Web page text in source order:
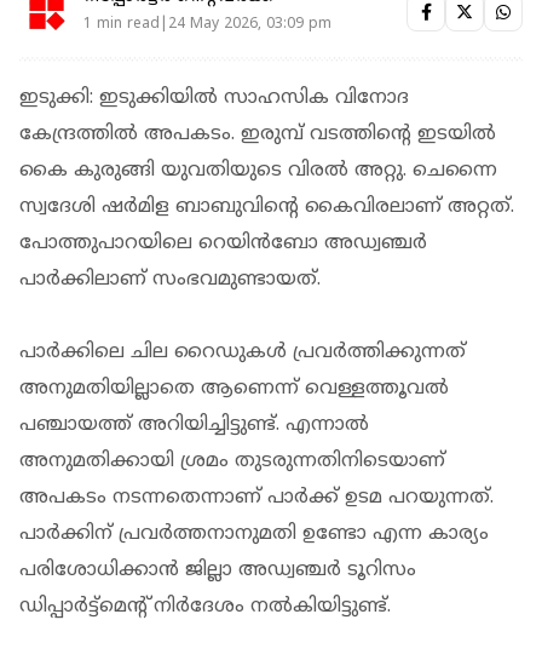
1 min read|24 May 2026, 03:09 pm
ഇടുക്കി: ഇടുക്കിയിൽ സാഹസിക വിനോദ
കേന്ദ്രത്തിൽ അപകടം. ഇരുമ്പ് വടത്തിൻ്റെ ഇടയിൽ
കൈ കുരുങ്ങി യുവതിയുടെ വിരൽ അറ്റു. ചെന്നൈ
സ്വദേശി ഷർമിള ബാബുവിൻ്റെ കൈവിരലാണ് അറ്റത്.
പോത്തുപാറയിലെ റെയിൻബോ അഡ്വഞ്ചർ
പാർക്കിലാണ് സംഭവമുണ്ടായത്.
പാർക്കിലെ ചില റൈഡുകൾ പ്രവർത്തിക്കുന്നത്
അനുമതിയില്ലാതെ ആണെന്ന് വെള്ളത്തൂവൽ
പഞ്ചായത്ത് അറിയിച്ചിട്ടുണ്ട്. എന്നാൽ
അനുമതിക്കായി ശ്രമം തുടരുന്നതിനിടെയാണ്
അപകടം നടന്നതെന്നാണ് പാർക്ക് ഉടമ പറയുന്നത്.
പാർക്കിന് പ്രവർത്തനാനുമതി ഉണ്ടോ എന്ന കാര്യം
പരിശോധിക്കാൻ ജില്ലാ അഡ്വഞ്ചർ ടൂറിസം
ഡിപ്പാർട്ട്മെൻ്റ് നിർദേശം നൽകിയിട്ടുണ്ട്.